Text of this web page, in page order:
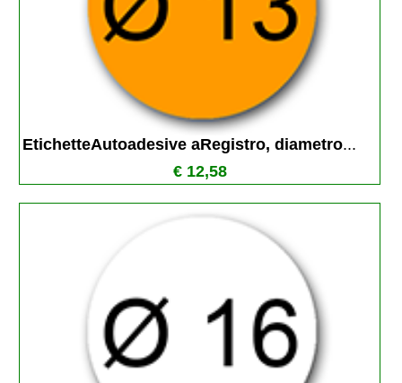
EtichetteAutoadesive aRegistro, diametro...
€ 12,58